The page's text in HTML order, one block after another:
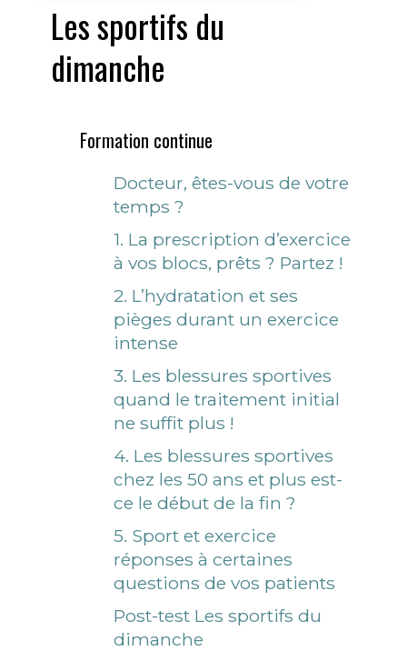
Les sportifs du
dimanche
Formation continue
Docteur, êtes-vous de votre
temps ?
1. La prescription d’exercice
à vos blocs, prêts ? Partez !
2. L’hydratation et ses
pièges durant un exercice
intense
3. Les blessures sportives
quand le traitement initial
ne suffit plus !
4. Les blessures sportives
chez les 50 ans et plus est-
ce le début de la fin ?
5. Sport et exercice
réponses à certaines
questions de vos patients
Post-test Les sportifs du
dimanche